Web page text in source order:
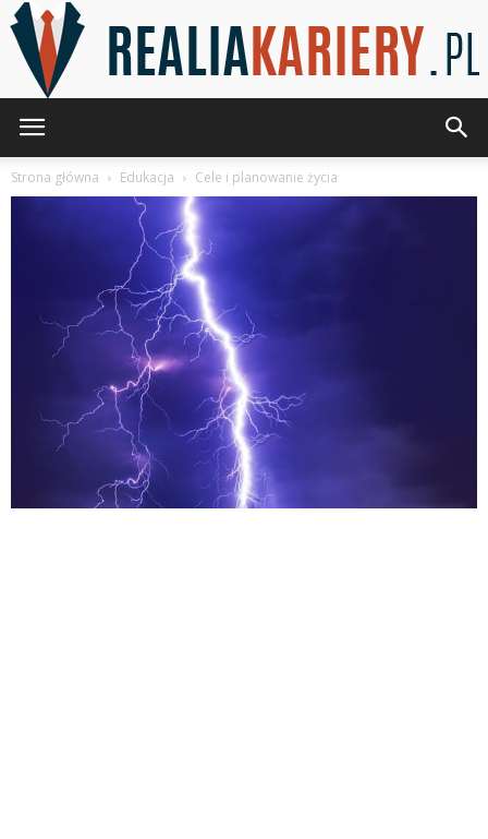
Strona główna Edukacja Cele i planowanie życia